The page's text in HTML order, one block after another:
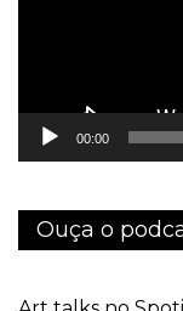
00:00
Ouça o